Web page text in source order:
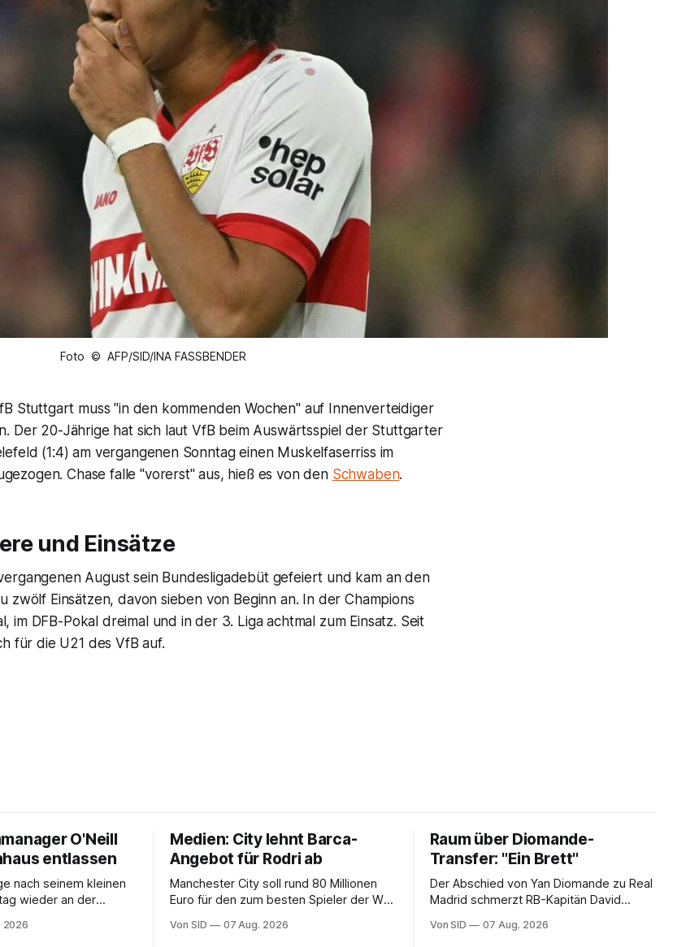
Foto © AFP/SID/INA FASSBENDER
Stuttgart muss "in den kommenden Wochen" auf Innenverteidiger
Der 20-Jährige hat sich laut VfB beim Auswärtsspiel der Stuttgarter
(1:4) am vergangenen Sonntag einen Muskelfaserriss im
Chase falle "vorerst" aus, hieß es von den Schwaben.
und Einsätze
August sein Bundesligadebüt gefeiert und kam an den
zwölf Einsätzen, davon sieben von Beginn an. In der Champions
im DFB-Pokal dreimal und in der 3. Liga achtmal zum Einsatz. Seit
für die U21 des VfB auf.
O'Neill
entlassen
nach seinem kleinen
wieder an der
2026
Medien: City lehnt Barca-
Angebot für Rodri ab
Manchester City soll rund 80 Millionen
Euro für den zum besten Spieler der WM
Von SID 07 Aug. 2026
Raum über Diomande-
Transfer: "Ein Brett"
Der Abschied von Yan Diomande zu Real
Madrid schmerzt RB-Kapitän David
auch stolz.
Von SID 07 Aug. 2026